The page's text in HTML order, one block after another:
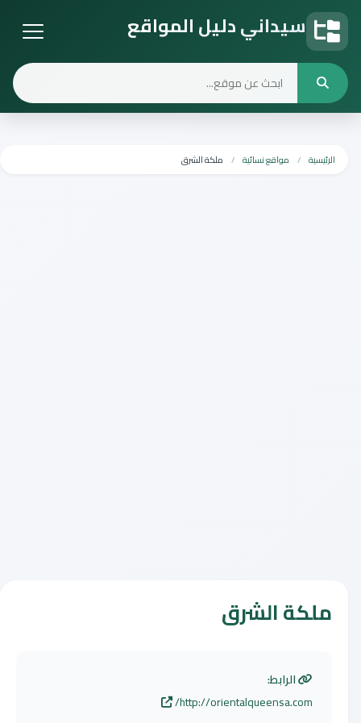
سيداني دليل المواقع
الرئيسية مواقع نسائية ملكة الشرق
ملكة الشرق
الرابط:
http://orientalqueensa.com/